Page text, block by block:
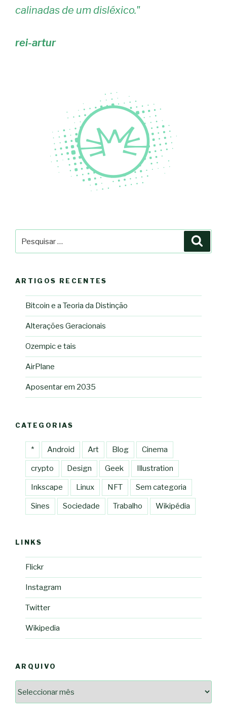
calinadas de um disléxico."
rei-artur
ARTIGOS RECENTES
Bitcoin e a Teoria da Distinção
Alterações Geracionais
Ozempic e tais
AirPlane
Aposentar em 2035
CATEGORIAS
* Android Art Blog Cinema
crypto Design Geek Illustration
Inkscape Linux NFT Sem categoria
Sines Sociedade Trabalho Wikipédia
LINKS
Flickr
Instagram
Twitter
Wikipedia
ARQUIVO